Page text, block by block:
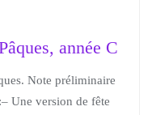
année C
Note préliminaire
Une version de fête